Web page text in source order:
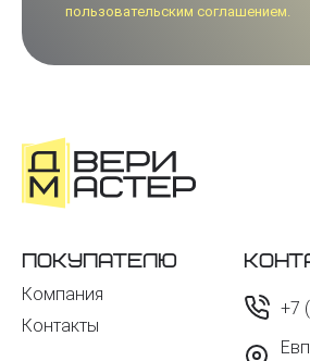
пользовательским соглашением.
Покупателю
Компания
Контакты
+7